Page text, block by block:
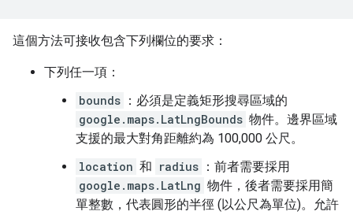
這個方法可接收包含下列欄位的要求：
下列任一項：
bounds ：必須是定義矩形搜尋區域的
google.maps.LatLngBounds 物件。邊界區域
支援的最大對角距離約為 100,000 公尺。
location 和 radius ：前者需要採用
google.maps.LatLng 物件，後者需要採用簡
單整數，代表圓形的半徑 (以公尺為單位)。允許